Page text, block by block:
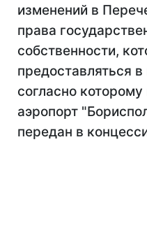
изменений в
права
собственности,
предоставляться
согласно
аэропорт
передан в